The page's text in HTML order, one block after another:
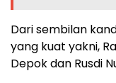
Dari sembilan
yang kuat yakni,
Depok dan Rusdi